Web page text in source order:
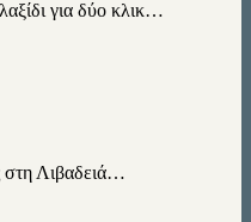
για δύο κλικ…
στη Λιβαδειά…